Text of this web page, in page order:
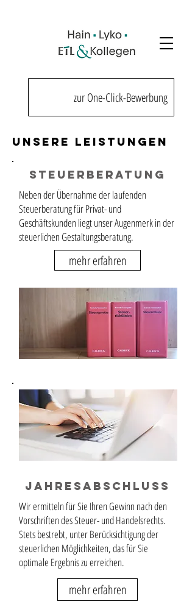
zur One-Click-Bewerbung
Unsere Leistungen
Steuerberatung
Neben der Übernahme der laufenden
Steuerberatung für Privat- und
Geschäftskunden liegt unser Augenmerk in der
steuerlichen Gestaltungsberatung.
mehr erfahren
Jahresabschluss
Wir ermitteln für Sie Ihren Gewinn nach den
Vorschriften des Steuer- und Handelsrechts.
Stets bestrebt, unter Berücksichtigung der
steuerlichen Möglichkeiten, das für Sie
optimale Ergebnis zu erreichen.
mehr erfahren